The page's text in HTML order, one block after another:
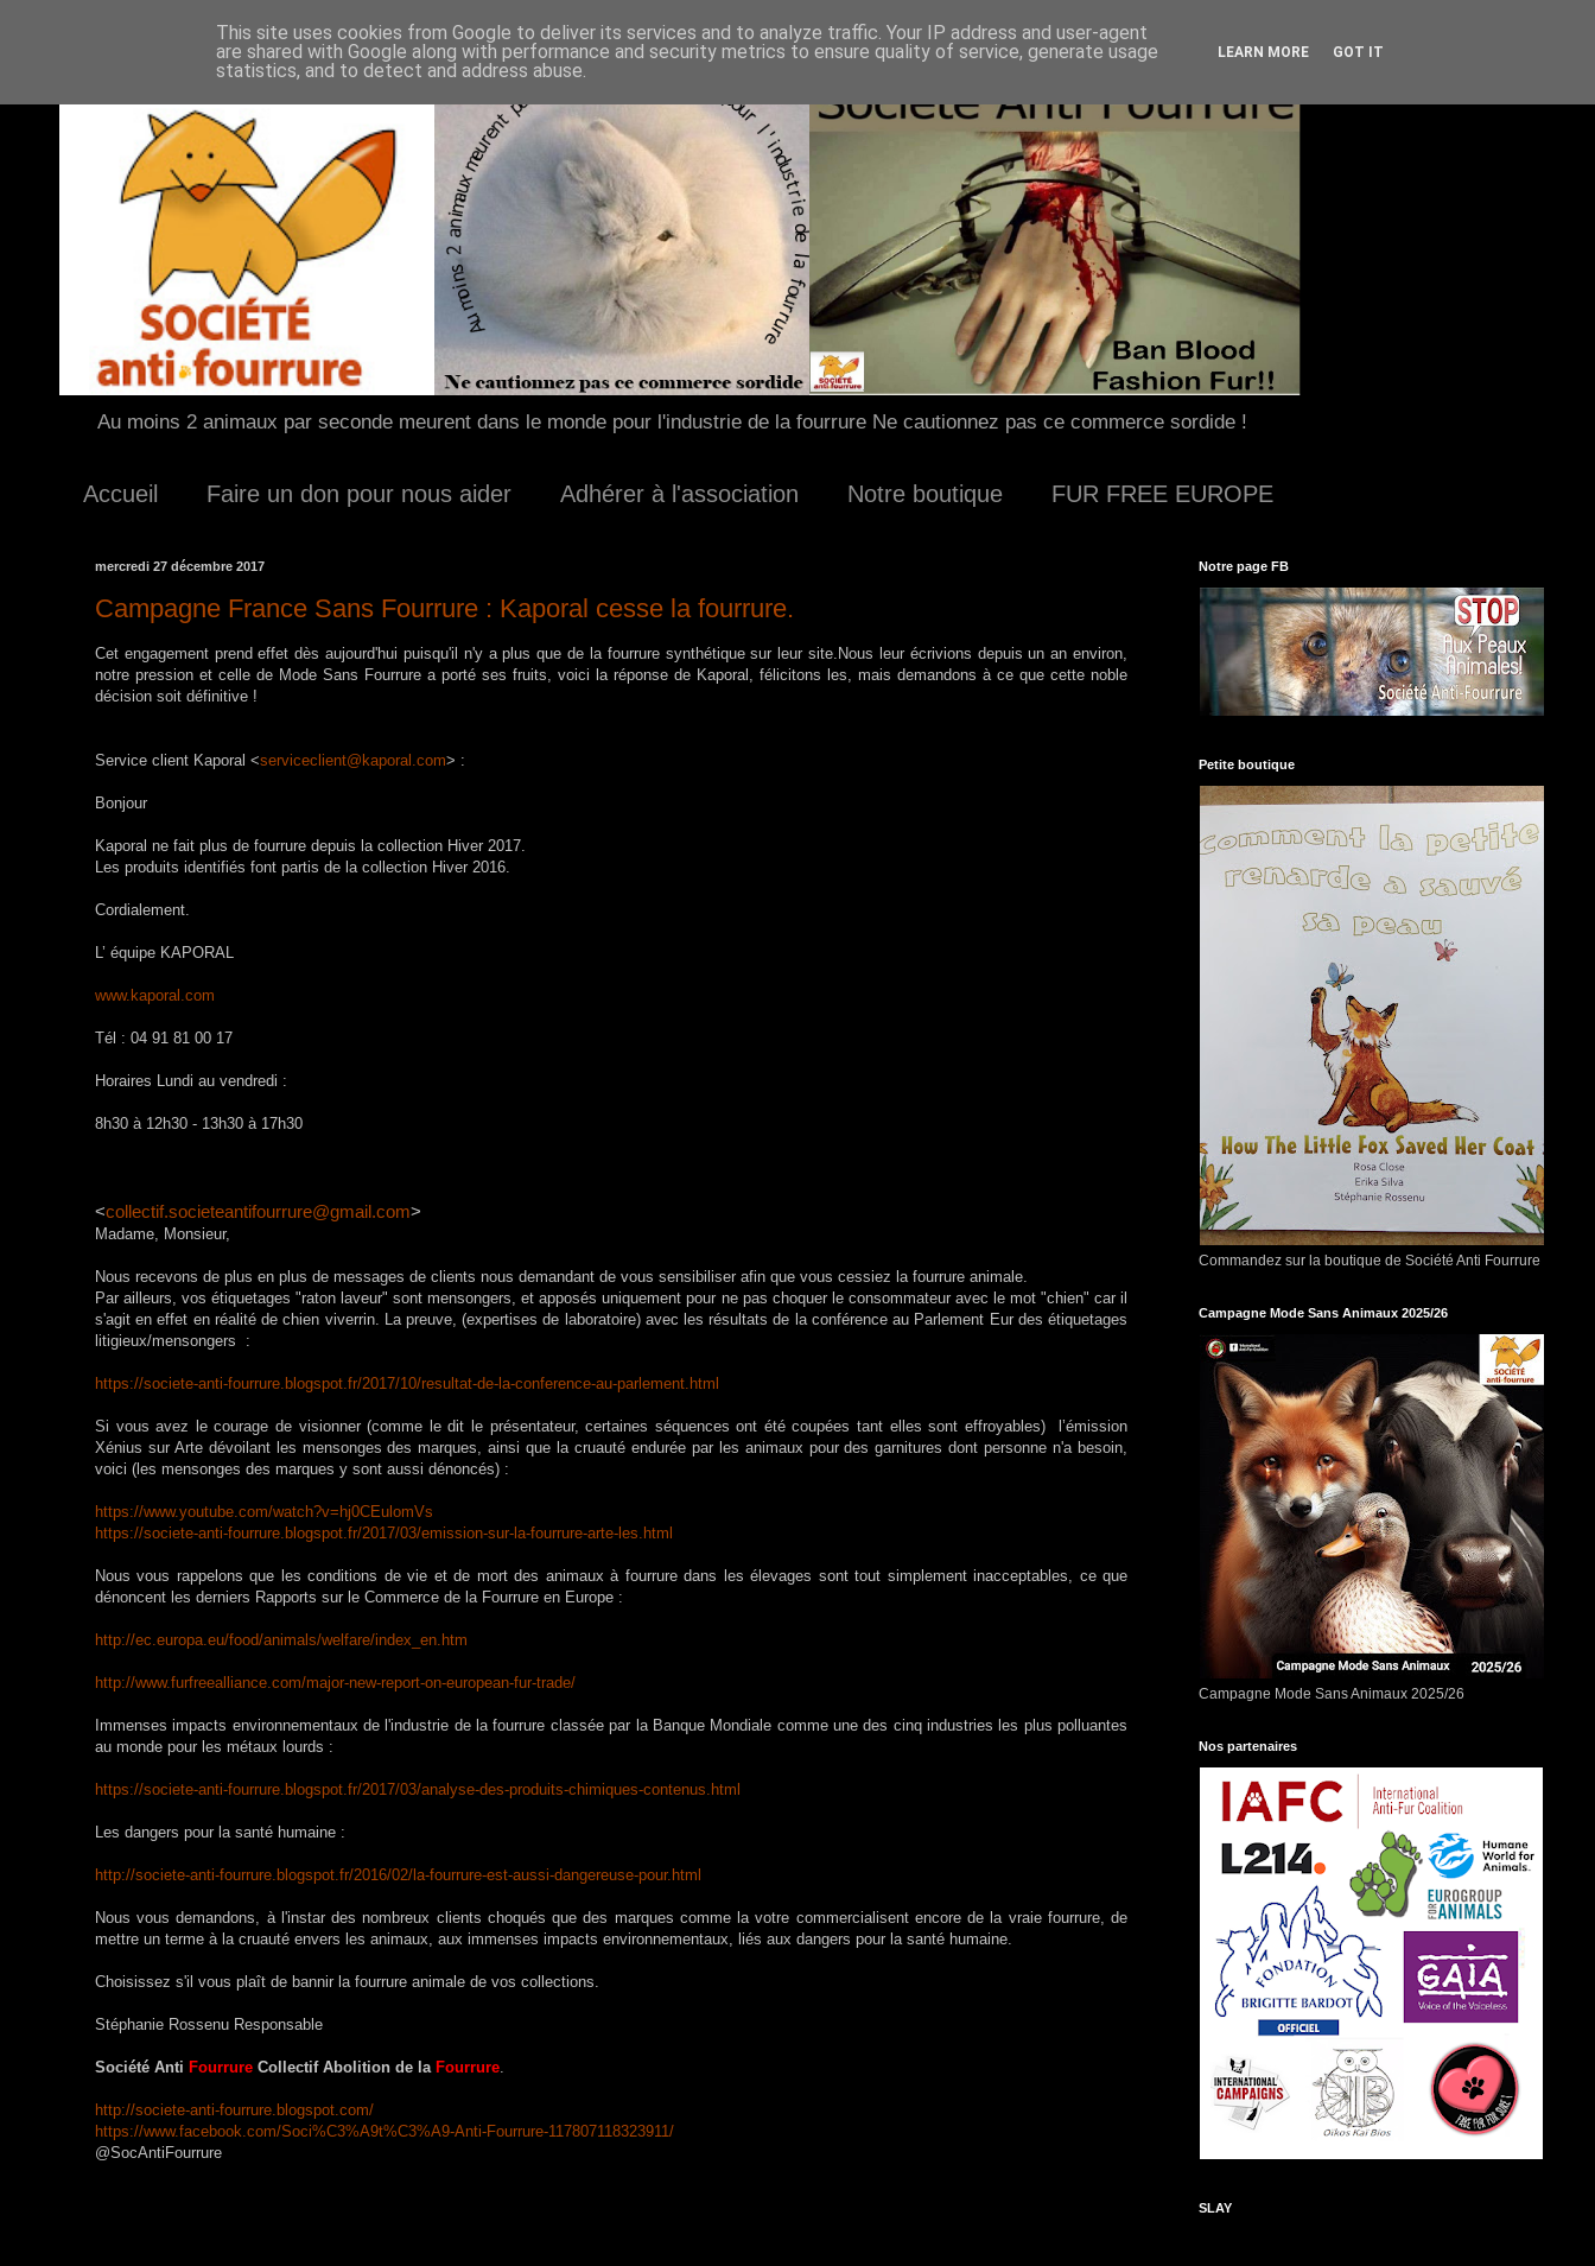
Au moins 2 animaux par seconde meurent dans le monde pour l'industrie de la fourrure Ne cautionnez pas ce commerce sordide !
Accueil Faire un don pour nous aider Adhérer à l'association Notre boutique FUR FREE EUROPE
mercredi 27 décembre 2017
Campagne France Sans Fourrure : Kaporal cesse la fourrure.
Cet engagement prend effet dès aujourd'hui puisqu'il n'y a plus que de la fourrure synthétique sur leur site.Nous leur écrivions depuis un an environ,
notre pression et celle de Mode Sans Fourrure a porté ses fruits, voici la réponse de Kaporal, félicitons les, mais demandons à ce que cette noble
décision soit définitive !
Service client Kaporal <serviceclient@kaporal.com> :
Bonjour
Kaporal ne fait plus de fourrure depuis la collection Hiver 2017.
Les produits identifiés font partis de la collection Hiver 2016.
Cordialement.
L’ équipe KAPORAL
www.kaporal.com
Tél : 04 91 81 00 17
Horaires Lundi au vendredi :
8h30 à 12h30 - 13h30 à 17h30
<collectif.societeantifourrure@gmail.com>
Madame, Monsieur,
Nous recevons de plus en plus de messages de clients nous demandant de vous sensibiliser afin que vous cessiez la fourrure animale.
Par ailleurs, vos étiquetages "raton laveur" sont mensongers, et apposés uniquement pour ne pas choquer le consommateur avec le mot "chien" car il
s'agit en effet en réalité de chien viverrin. La preuve, (expertises de laboratoire) avec les résultats de la conférence au Parlement Eur des étiquetages
litigieux/mensongers :
https://societe-anti-fourrure. blogspot.fr/2017/10/resultat-de-la-conference-au-parlement. html
Si vous avez le courage de visionner (comme le dit le présentateur, certaines séquences ont été coupées tant elles sont effroyables) l’émission
Xénius sur Arte dévoilant les mensonges des marques, ainsi que la cruauté endurée par les animaux pour des garnitures dont personne n'a besoin,
voici (les mensonges des marques y sont aussi dénoncés) :
https://www.youtube.com/watch?v=hj0CEulomVs
https://societe-anti-fourrure. blogspot.fr/2017/03/emission-sur-la-fourrure-arte-les.html
Nous vous rappelons que les conditions de vie et de mort des animaux à fourrure dans les élevages sont tout simplement inacceptables, ce que
dénoncent les derniers Rapports sur le Commerce de la Fourrure en Europe :
http://ec.europa.eu/food/animals/welfare/index_en.htm
http://www.furfreealliance.com/major-new-report-on-european-fur-trade/
Immenses impacts environnementaux de l'industrie de la fourrure classée par la Banque Mondiale comme une des cinq industries les plus polluantes
au monde pour les métaux lourds :
https://societe-anti-fourrure. blogspot.fr/2017/03/analyse-des-produits-chimiques-contenus. html
Les dangers pour la santé humaine :
http://societe-anti-fourrure.b logspot.fr/2016/02/la-fourrure-est-aussi-dangereuse-pour.htm
Nous vous demandons, à l'instar des nombreux clients choqués que des marques comme la votre commercialisent encore de la vraie fourrure, de
mettre un terme à la cruauté envers les animaux, aux immenses impacts environnementaux, liés aux dangers pour la santé humaine.
Choisissez s'il vous plaît de bannir la fourrure animale de vos collections.
Stéphanie Rossenu Responsable
Société Anti Fourrure Collectif Abolition de la Fourrure.
http://societe-anti-fourrure. blogspot.com/
https://www.facebook.com/Soci%C3%A9t%C3%A9-Anti-Fourrure-117807118323911/
@SocAntiFourrure
Notre page FB
Petite boutique
Commandez sur la boutique de Société Anti Fourrure
Campagne Mode Sans Animaux 2025/26
Campagne Mode Sans Animaux 2025/26
Nos partenaires
SLAY
This site uses cookies from Google to deliver its services and to analyze traffic. Your IP address and user-agent
are shared with Google along with performance and security metrics to ensure quality of service, generate usage
statistics, and to detect and address abuse.
LEARN MORE GOT IT